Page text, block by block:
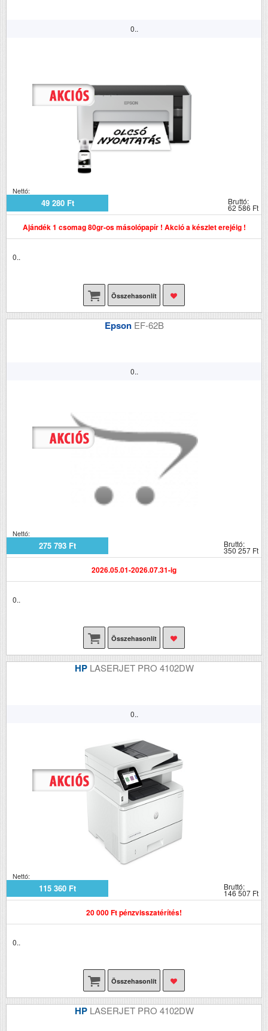
0..
Nettó:
49 280 Ft Bruttó:
62 586 Ft
Ajándék 1 csomag 80gr-os másolópapír ! Akció a készlet erejéig !
0..
Összehasonlít
Epson EF-62B
0..
Nettó:
275 793 Ft Bruttó:
350 257 Ft
2026.05.01-2026.07.31-ig
0..
Összehasonlít
HP LASERJET PRO 4102DW
0..
Nettó:
115 360 Ft Bruttó:
146 507 Ft
20 000 Ft pénzvisszatérítés!
0..
Összehasonlít
HP LASERJET PRO 4102DW